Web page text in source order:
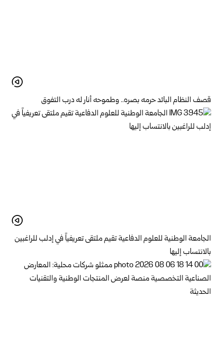
قصف النظام البائد حرمه بصره.. وطموحه أنار له درب التفوق
الجامعة الوطنية للعلوم الدفاعية تقيم ملتقى تعريفياً في إدلب للراغبين
بالانتساب إليها